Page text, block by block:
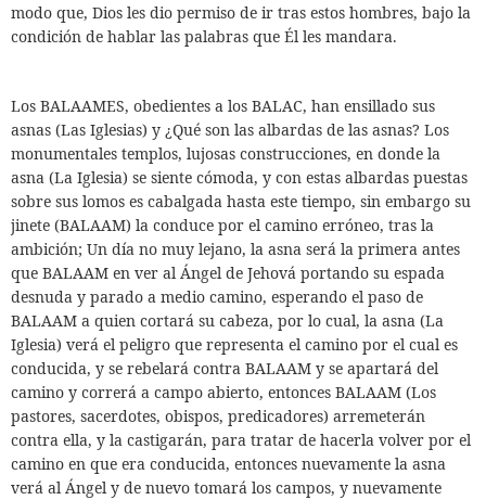
modo que, Dios les dio permiso de ir tras estos hombres, bajo la
condición de hablar las palabras que Él les mandara.
Los BALAAMES, obedientes a los BALAC, han ensillado sus
asnas (Las Iglesias) y ¿Qué son las albardas de las asnas? Los
monumentales templos, lujosas construcciones, en donde la
asna (La Iglesia) se siente cómoda, y con estas albardas puestas
sobre sus lomos es cabalgada hasta este tiempo, sin embargo su
jinete (BALAAM) la conduce por el camino erróneo, tras la
ambición; Un día no muy lejano, la asna será la primera antes
que BALAAM en ver al Ángel de Jehová portando su espada
desnuda y parado a medio camino, esperando el paso de
BALAAM a quien cortará su cabeza, por lo cual, la asna (La
Iglesia) verá el peligro que representa el camino por el cual es
conducida, y se rebelará contra BALAAM y se apartará del
camino y correrá a campo abierto, entonces BALAAM (Los
pastores, sacerdotes, obispos, predicadores) arremeterán
contra ella, y la castigarán, para tratar de hacerla volver por el
camino en que era conducida, entonces nuevamente la asna
verá al Ángel y de nuevo tomará los campos, y nuevamente